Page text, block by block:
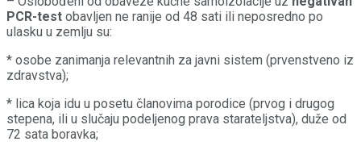
PCR-test obavljen ne ranije od 48 sati ili neposredno po
ulasku u zemlju su:
* osobe zanimanja relevantnih za javni sistem (prvenstveno iz
zdravstva);
* lica koja idu u posetu članovima porodice (prvog i drugog
stepena, ili u slučaju podeljenog prava starateljstva), duže od
72 sata boravka;